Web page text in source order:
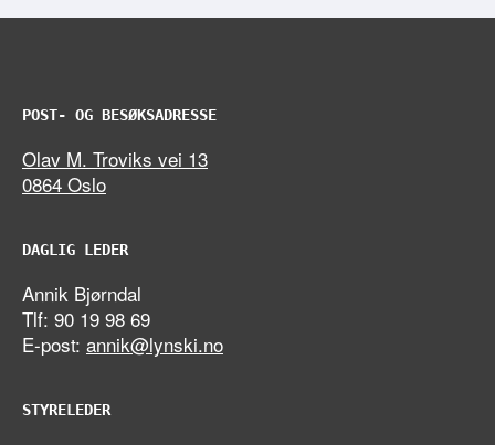
POST- OG BESØKSADRESSE
Olav M. Troviks vei 13
0864 Oslo
DAGLIG LEDER
Annik Bjørndal
Tlf: 90 19 98 69
E-post: annik@lynski.no
STYRELEDER